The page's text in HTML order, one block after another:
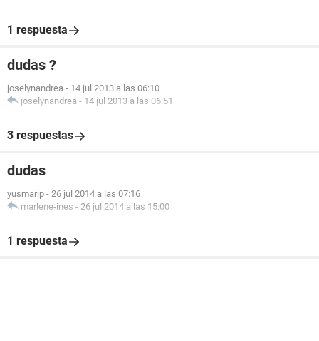
1 respuesta
dudas ?
joselynandrea - 14 jul 2013 a las 06:10
joselynandrea - 14 jul 2013 a las 06:51
3 respuestas
dudas
yusmarip - 26 jul 2014 a las 07:16
marlene-ines - 26 jul 2014 a las 15:00
1 respuesta